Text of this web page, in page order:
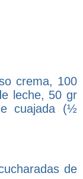
crema, 100
leche, 50 gr
cuajada (½
de